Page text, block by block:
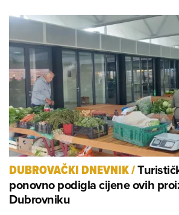
DUBROVAČKI DNEVNIK/
ponovno podigla cijene ovih
Dubrovniku